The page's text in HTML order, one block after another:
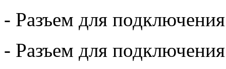
- Разъем для
- Разъем для